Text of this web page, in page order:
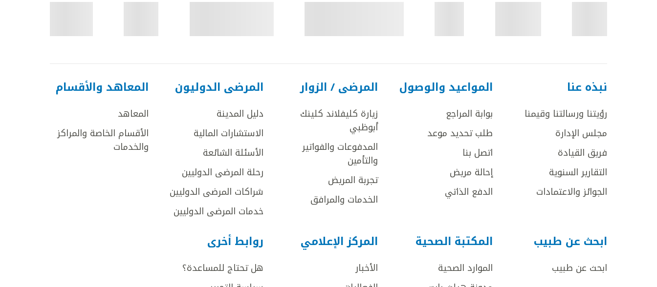
نبذه عنا
رؤيتنا ورسالتنا وقيمنا
مجلس الإدارة
فريق القيادة
التقارير السنوية
الجوائز والاعتمادات
المواعيد والوصول
بوابة المراجع
طلب تحديد موعد
اتصل بنا
إحالة مريض
الدفع الذاتي
المرضى / الزوار
زيارة كليفلاند كلينك
أبوظبي
المدفوعات والفواتير
والتأمين
تجربة المريض
الخدمات والمرافق
المرضى الدوليون
دليل المدينة
الاستشارات المالية
الأسئلة الشائعة
رحلة المرضى الدوليين
شراكات المرضى الدوليين
خدمات المرضى الدوليين
المعاهد والأقسام
المعاهد
الأقسام الخاصة والمراكز
والخدمات
ابحث عن طبيب
ابحث عن طبيب
المكتبة الصحية
الموارد الصحية
المركز الإعلامي
الأخبار
روابط أخرى
هل تحتاج للمساعدة؟